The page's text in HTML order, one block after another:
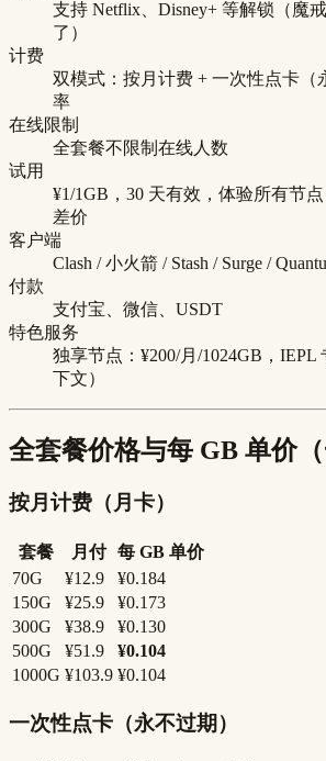
支持 Netflix、Disney+ 等解锁（魔
了）
计费
双模式：按月计费 + 一次性点卡（
率
在线限制
全套餐不限制在线人数
试用
¥1/1GB，30 天有效，体验所有节
差价
客户端
Clash / 小火箭 / Stash / Surge /
付款
支付宝、微信、USDT
特色服务
独享节点：¥200/月/1024GB，
下文）
全套餐价格与每 GB 单价（
按月计费（月卡）
套餐 月付 每 GB 单价
70G
¥12.9
¥0.184
150G
¥25.9
¥0.173
300G
¥38.9
¥0.130
500G
¥51.9
¥0.104
1000G ¥103.9 ¥0.104
一次性点卡（永不过期）